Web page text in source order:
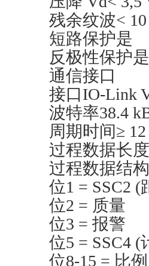
残余纹波<
短路保护是
反极性保护
通信接口
接口IO-Link
波特率38.4
周期时间≥ 12
过程数据长
过程数据结
位1 = SSC2 (
位2 = 质量
位3 = 报警
位5 = SSC4 (
位8-15 = 比